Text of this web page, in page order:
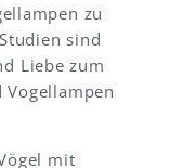
zu
sind
Liebe zum
mit